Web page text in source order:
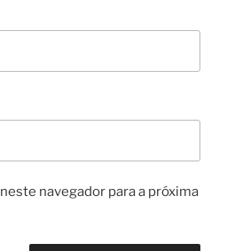
navegador para a próxima